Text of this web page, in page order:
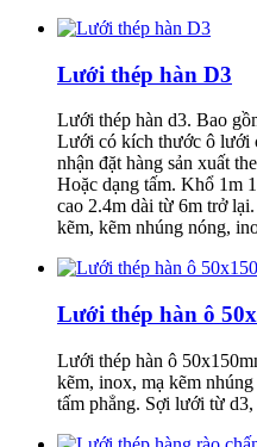
Lưới thép hàn D3
Lưới thép hàn d3. Bao
Lưới có kích thước ô lưới
nhận đặt hàng sản xuất
Hoặc dạng tấm. Khổ 1m
cao 2.4m dài từ 6m trở
kẽm, kẽm nhúng nóng,
Lưới thép hàn ô
Lưới thép hàn ô
kẽm, inox, mạ kẽm
tấm phẳng. Sợi lưới từ